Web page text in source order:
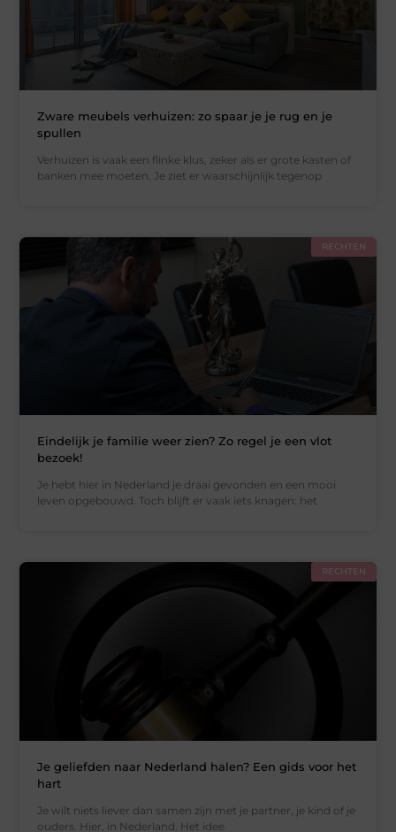
Zware meubels verhuizen: zo spaar je je rug en je
spullen
Verhuizen is vaak een flinke klus, zeker als er grote kasten of
banken mee moeten. Je ziet er waarschijnlijk tegenop
RECHTEN
Eindelijk je familie weer zien? Zo regel je een vlot
bezoek!
Je hebt hier in Nederland je draai gevonden en een mooi
leven opgebouwd. Toch blijft er vaak iets knagen: het
RECHTEN
Je geliefden naar Nederland halen? Een gids voor het
hart
Je wilt niets liever dan samen zijn met je partner, je kind of je
ouders. Hier, in Nederland. Het idee